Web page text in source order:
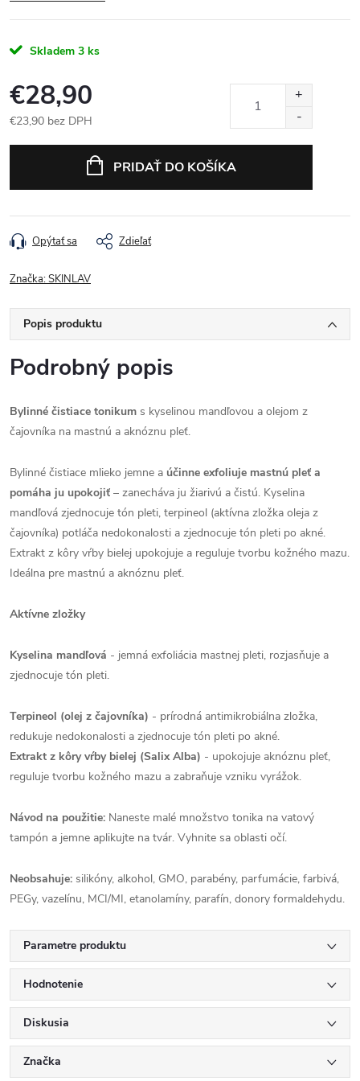
Skladem 3 ks
€28,90
€23,90 bez DPH
PRIDAŤ DO KOŠÍKA
Opýtať sa Zdieľať
Značka:SKINLAV
Popis produktu
Podrobný popis
Bylinné čistiace tonikum s kyselinou mandľovou a olejom z
čajovníka na mastnú a aknóznu pleť.
Bylinné čistiace mlieko jemne a účinne exfoliuje mastnú pleť a
pomáha ju upokojiť – zanecháva ju žiarivú a čistú. Kyselina
mandľová zjednocuje tón pleti, terpineol (aktívna zložka oleja z
čajovníka) potláča nedokonalosti a zjednocuje tón pleti po akné.
Extrakt z kôry vŕby bielej upokojuje a reguluje tvorbu kožného mazu.
Ideálna pre mastnú a aknóznu pleť.
Aktívne zložky
Kyselina mandľová - jemná exfoliácia mastnej pleti, rozjasňuje a
zjednocuje tón pleti.
Terpineol (olej z čajovníka) - prírodná antimikrobiálna zložka,
redukuje nedokonalosti a zjednocuje tón pleti po akné.
Extrakt z kôry vŕby bielej (Salix Alba) - upokojuje aknóznu pleť,
reguluje tvorbu kožného mazu a zabraňuje vzniku vyrážok.
Návod na použitie: Naneste malé množstvo tonika na vatový
tampón a jemne aplikujte na tvár. Vyhnite sa oblasti očí.
Neobsahuje: silikóny, alkohol, GMO, parabény, parfumácie, farbivá,
PEGy, vazelínu, MCI/MI, etanolamíny, parafín, donory formaldehydu.
Parametre produktu
Hodnotenie
Diskusia
Značka